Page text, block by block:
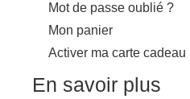
Mot de passe oublié ?
Mon panier
Activer ma carte cadeau
En savoir plus